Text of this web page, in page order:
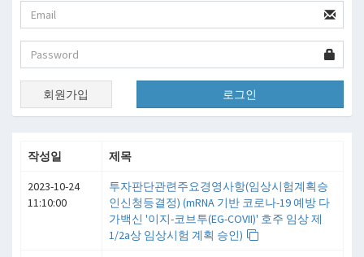
회원가입 로그인
작성일 제목
2023-10-24
11:10:00
투자판단관련주요경영사항(임상시험계획승
인신청등결정) (mRNA 기반 코로나-19 예방 다
가백신 '이지-코브투(EG-COVII)' 호주 임상 제
1/2a상 임상시험 계획 승인)